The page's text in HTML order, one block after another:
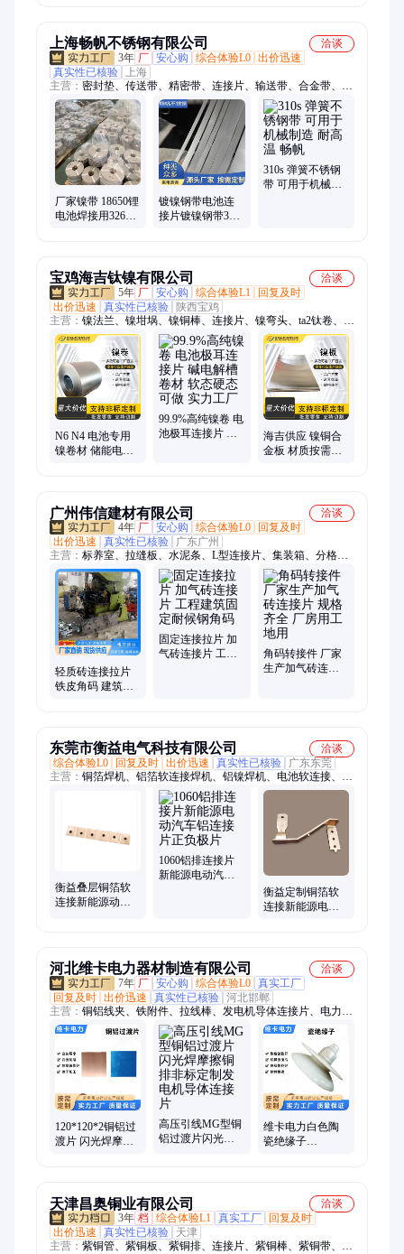
上海畅帆不锈钢有限公司
洽谈
3年 厂 安心购 综合体验L0 出价迅速
真实性已核验
上海
主营： 密封垫、传送带、精密带、连接片、输送带、合金带、提
升机、锈钢带、缠绕垫、法兰密封、合金板材、环形钢带、机械
垫片、精密仪器、分条钢带、螺丝垫片、工业锅炉、压力设备、
开口垫片、热扎钢带、金属垫片、防滑垫片、打孔钢带、冷轧板
材、仪表仪器、软磁合金
厂家镍带 18650锂
电池焊接用32650
镀镍钢带电池连
接片镀镍钢带304
310s 弹簧不锈钢
带 可用于机械制
宝鸡海吉钛镍有限公司
洽谈
5年 厂 安心购 综合体验L1
回复及时
出价迅速
真实性已核验
陕西宝鸡
主营： 镍法兰、镍坩埚、镍铜棒、连接片、镍弯头、ta2钛卷、
ta1钛棒、镍板能、换热管、镍卷带、钛卷带、镍圆棒、n6镍螺
丝、n4镍管件、n4镍合金、n5厚壁管、钛合金环、高纯镍板、电
解镍板、镍基焊丝、电镀镍板、纯镍管件、超细镍丝、镍合金
棒、钛合金管、高纯镍管
N6 N4 电池专用
镍卷材 储能电池
99.9%高纯镍卷 电
池极耳连接片 碱
海吉供应 镍铜合
金板 材质按需定
广州伟信建材有限公司
洽谈
4年 厂 安心购 综合体验L0
回复及时
出价迅速
真实性已核验
广东广州
主营： 标养室、拉缝板、水泥条、L型连接片、集装箱、分格
板、结构板、养护室、墙体结构、桥梁垫块、梅花垫块、桩芯圆
饼、水泥垫块、桩芯铁饼、桩芯钢板、建筑施工、水泥支撑条、
pvc建筑拉缝、钢筋保护层、混凝土条支撑、建筑工地桩芯、水
泥支撑垫块、框条填充制品、填充条、移动标养室、可移动标养
室
轻质砖连接拉片
铁皮角码 建筑砌
固定连接拉片 加
气砖连接片 工程
角码转接件 厂家
生产加气砖连接
东莞市衡益电气科技有限公司
洽谈
综合体验L0
回复及时 出价迅速 真实性已核验
广东东莞
主营： 铜箔焊机、铝箔软连接焊机、铝镍焊机、电池软连接、软
衡益叠层铜箔软
连接新能源动力
1060铝排连接片
新能源电动汽车
衡益定制铜箔软
连接新能源电动
河北维卡电力器材制造有限公司
洽谈
7年 厂 安心购 综合体验L0 真实工厂
回复及时 出价迅速 真实性已核验 河北邯郸
主营： 铜铝线夹、铁附件、拉线棒、发电机导体连接片、电力抱
箍、铝包带、防震锤、热镀锌、绝缘子、u型抱箍、u型挂环、镀
锌横担、耐张线夹、悬垂线夹、装卸线夹、四线横担、六角螺
母、五孔联板、扁铁抱箍、线鼻子、设备线夹、接线端子、接续
金具、连接金具、间隔棒、联板
120*120*2铜铝过
渡片 闪光焊摩擦
高压引线MG型铜
铝过渡片闪光焊
维卡电力白色陶
瓷绝缘子
天津昌奥铜业有限公司
洽谈
3年 档 综合体验L1 真实工厂
回复及时
出价迅速
真实性已核验
天津
主营： 紫铜管、紫铜板、紫铜排、连接片、紫铜棒、紫铜带、镀